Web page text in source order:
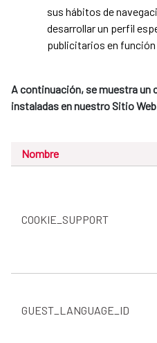
sus hábitos de
desarrollar un perfil
publicitarios en
A continuación, se muestra un
instaladas en nuestro Sitio
Nombre
COOKIE_SUPPORT
GUEST_LANGUAGE_ID